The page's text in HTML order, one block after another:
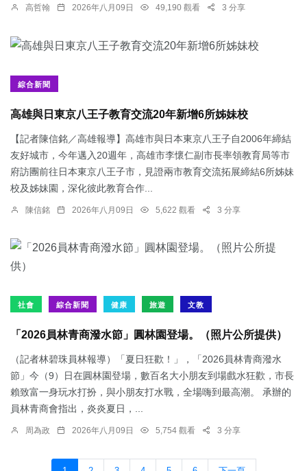
高哲翰 2026年八月09日 49,190 觀看 3 分享
綜合新聞
高雄與日東京八王子教育交流20年新增6所姊妹校
【記者陳信銘／高雄報導】高雄市與日本東京八王子自2006年締結
友好城市，今年邁入20週年，高雄市李懷仁副市長率領教育局等市
府訪團前往日本東京八王子市，見證兩市教育交流拓展締結6所姊妹
校及姊妹園，深化彼此教育合作...
陳信銘 2026年八月09日 5,622 觀看 3 分享
社會 綜合新聞 健康 旅遊 文教
「2026員林青商潑水節」圓林園登場。（照片公所提供）
（記者林碧珠員林報導）「夏日狂歡！」，「2026員林青商潑水
節」今（9）日在圓林園登場，數百名大小朋友到場戲水狂歡，市長
賴致富一身玩水打扮，與小朋友打水戰，全場嗨到最高潮。 承辦的
員林青商會指出，炎炎夏日，...
周為政 2026年八月09日 5,754 觀看 3 分享